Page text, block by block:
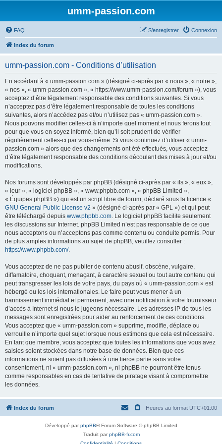
umm-passion.com
FAQ Connexion
S’enregistrer
Index du forum
umm-passion.com - Conditions d’utilisation
En accédant à « umm-passion.com » (désigné ci-après par « nous », « notre »,
« nos », « umm-passion.com », « https://www.umm-passion.com/forum »), vous
acceptez d’être légalement responsable des conditions suivantes. Si vous
n’acceptez pas d’être légalement responsable de toutes les conditions
suivantes, alors n’accédez pas et/ou n’utilisez pas « umm-passion.com ».
Nous pouvons modifier celles-ci à n’importe quel moment et nous ferons tout
pour que vous en soyez informé, bien qu’il soit prudent de vérifier
régulièrement celles-ci par vous-même. Si vous continuez d’utiliser « umm-
passion.com » alors que des changements ont été effectués, vous acceptez
d’être légalement responsable des conditions découlant des mises à jour et/ou
modifications.
Nos forums sont développés par phpBB (désigné ci-après par « ils », « eux »,
« leur », « logiciel phpBB », « www.phpbb.com », « phpBB Limited »,
« Équipes phpBB ») qui est un script libre de forum, déclaré sous la licence «
GNU General Public License v2 » (désigné ci-après par « GPL ») et qui peut
être téléchargé depuis www.phpbb.com. Le logiciel phpBB facilite seulement
les discussions sur Internet. phpBB Limited n’est pas responsable de ce que
nous acceptons ou n’acceptons pas comme contenu ou conduite permis. Pour
de plus amples informations au sujet de phpBB, veuillez consulter :
https://www.phpbb.com/.
Vous acceptez de ne pas publier de contenu abusif, obscène, vulgaire,
diffamatoire, choquant, menaçant, à caractère sexuel ou tout autre contenu qui
peut transgresser les lois de votre pays, du pays où « umm-passion.com » est
hébergé ou les lois internationales. Le faire peut vous mener à un
bannissement immédiat et permanent, avec une notification à votre fournisseur
d’accès à Internet si nous le jugeons nécessaire. Les adresses IP de tous les
messages sont enregistrées pour aider au renforcement de ces conditions.
Vous acceptez que « umm-passion.com » supprime, modifie, déplace ou
verrouille n’importe quel sujet lorsque nous estimons que cela est nécessaire.
En tant que membre, vous acceptez que toutes les informations que vous avez
saisies soient stockées dans notre base de données. Bien que ces
informations ne soient pas diffusées à une tierce partie sans votre
consentement, ni « umm-passion.com », ni phpBB ne pourront être tenus
comme responsables en cas de tentative de piratage visant à compromettre
les données.
Index du forum Heures au format UTC+01:00
Développé parphpBB® Forum Software © phpBB Limited
Traduit parphpBB-fr.com